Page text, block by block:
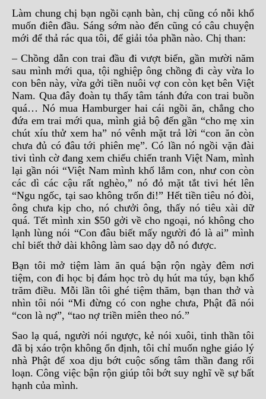
Làm chung chị bạn ngồi cạnh bàn, chị cũng có nỗi khổ
muốn điên đầu. Sáng sớm nào đến cũng có câu chuyện
mới để thả rác qua tôi, để giải tỏa phần nào. Chị than:
– Chồng dẫn con trai đầu đi vượt biển, gần mười năm
sau mình mới qua, tội nghiệp ông chồng đi cày vừa lo
con bên này, vừa gởi tiền nuôi vợ con còn kẹt bên Việt
Nam. Qua đây đoàn tụ thấy tâm tánh đứa con trai buồn
quá… Nó mua Hamburger hai cái ngồi ăn, chẳng cho
đứa em trai mới qua, mình giả bộ đến gần “cho mẹ xin
chút xíu thử xem ha” nó vênh mặt trả lời “con ăn còn
chưa đủ có đâu tới phiên mẹ”. Có lần nó ngồi vặn đài
tivi tình cờ đang xem chiếu chiến tranh Việt Nam, mình
lại gần nói “Việt Nam mình khổ lắm con, như con còn
các dì các cậu rất nghèo,” nó đỏ mặt tắt tivi hét lên
“Ngu ngốc, tại sao không trốn đi!” Hết tiền tiêu nó đòi,
ông chưa kịp cho, nó chưởi ông, thấy nó tiêu xài dữ
quá. Tết mình xin $50 gởi về cho ngoại, nó không cho
lạnh lùng nói “Con đâu biết mấy người đó là ai” mình
chỉ biết thở dài không làm sao dạy dỗ nó được.
Bạn tôi mở tiệm làm ăn quá bận rộn ngày đêm nơi
tiệm, con đi học bị đám học trò dụ hút ma túy, bạn khổ
trăm điều. Mỗi lần tôi ghé tiệm thăm, bạn than thở và
nhìn tôi nói “Mi đừng có con nghe chưa, Phật đã nói
“con là nợ”, “tao nợ triền miên theo nó.”
Sao lạ quá, người nói ngược, kẻ nói xuôi, tinh thần tôi
đã bị xáo trộn không ổn định, tôi chỉ muốn nghe giáo lý
nhà Phật để xoa dịu bớt cuộc sống tâm thần đang rối
loạn. Công việc bận rộn giúp tôi bớt suy nghĩ về sự bất
hạnh của mình.